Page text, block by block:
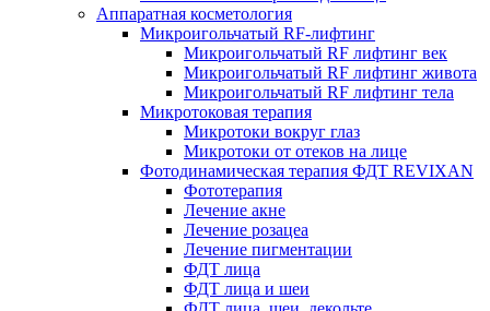
Аппаратная косметология
Микроигольчатый RF-лифтинг
Микроигольчатый RF лифтинг век
Микроигольчатый RF лифтинг живота
Микроигольчатый RF лифтинг тела
Микротоковая терапия
Микротоки вокруг глаз
Микротоки от отеков на лице
Фотодинамическая терапия ФДТ REVIXAN
Фототерапия
Лечение акне
Лечение розацеа
Лечение пигментации
ФДТ лица
ФДТ лица и шеи